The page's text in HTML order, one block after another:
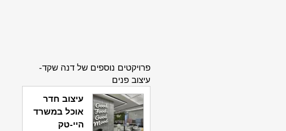
פרויקטים נוספים של דנה שקד-
עיצוב פנים
עיצוב חדר
אוכל במשרד
היי-טק